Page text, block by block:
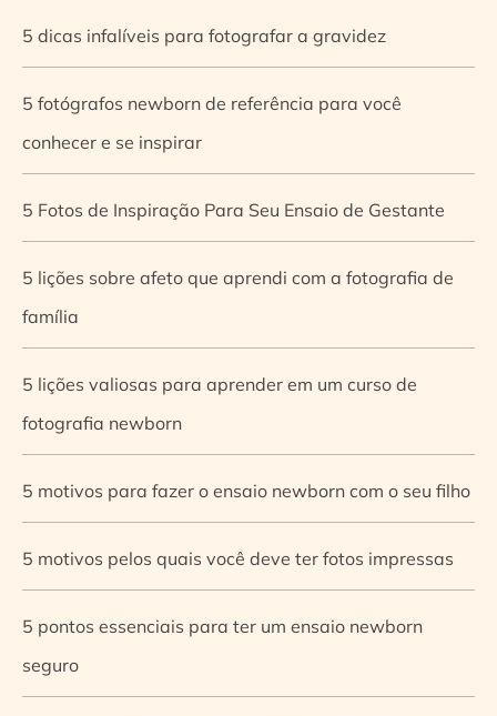
5 dicas infalíveis para fotografar a gravidez
5 fotógrafos newborn de referência para você
conhecer e se inspirar
5 Fotos de Inspiração Para Seu Ensaio de Gestante
5 lições sobre afeto que aprendi com a fotografia de
família
5 lições valiosas para aprender em um curso de
fotografia newborn
5 motivos para fazer o ensaio newborn com o seu filho
5 motivos pelos quais você deve ter fotos impressas
5 pontos essenciais para ter um ensaio newborn
seguro